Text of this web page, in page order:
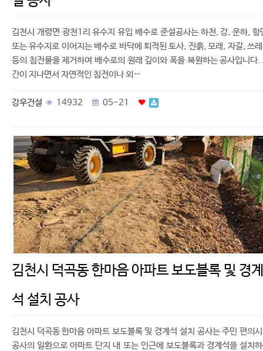
김천시 개령면 광천1리 유수지 유입 배수로 준설공사는 하천, 강, 운하, 항
또는 유수지로 이어지는 배수로 바닥에 퇴적된 토사, 진흙, 모래, 자갈, 쓰
등의 침전물을 제거하여 배수로의 원래 깊이와 폭을 복원하는 공사입니다.
간이 지나면서 자연적인 침전이나 외…
강우건설 14932 05-21
김천시 덕곡동 한마음 아파트 보도블록 및 경계
석 설치 공사
김천시 덕곡동 한마음 아파트 보도블록 및 경계석 설치 공사는 주민 편의
공사의 일환으로 아파트 단지 내 또는 인근에 보도블록과 경계석을 설치